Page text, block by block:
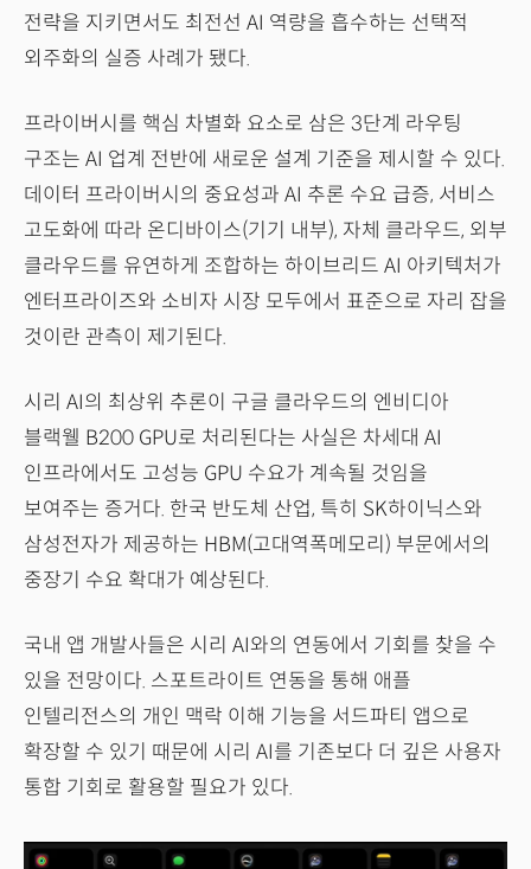
전략을 지키면서도 최전선 AI 역량을 흡수하는 선택적
외주화의 실증 사례가 됐다.
프라이버시를 핵심 차별화 요소로 삼은 3단계 라우팅
구조는 AI 업계 전반에 새로운 설계 기준을 제시할 수 있다.
데이터 프라이버시의 중요성과 AI 추론 수요 급증, 서비스
고도화에 따라 온디바이스(기기 내부), 자체 클라우드, 외부
클라우드를 유연하게 조합하는 하이브리드 AI 아키텍처가
엔터프라이즈와 소비자 시장 모두에서 표준으로 자리 잡을
것이란 관측이 제기된다.
시리 AI의 최상위 추론이 구글 클라우드의 엔비디아
블랙웰 B200 GPU로 처리된다는 사실은 차세대 AI
인프라에서도 고성능 GPU 수요가 계속될 것임을
보여주는 증거다. 한국 반도체 산업, 특히 SK하이닉스와
삼성전자가 제공하는 HBM(고대역폭메모리) 부문에서의
중장기 수요 확대가 예상된다.
국내 앱 개발사들은 시리 AI와의 연동에서 기회를 찾을 수
있을 전망이다. 스포트라이트 연동을 통해 애플
인텔리전스의 개인 맥락 이해 기능을 서드파티 앱으로
확장할 수 있기 때문에 시리 AI를 기존보다 더 깊은 사용자
통합 기회로 활용할 필요가 있다.